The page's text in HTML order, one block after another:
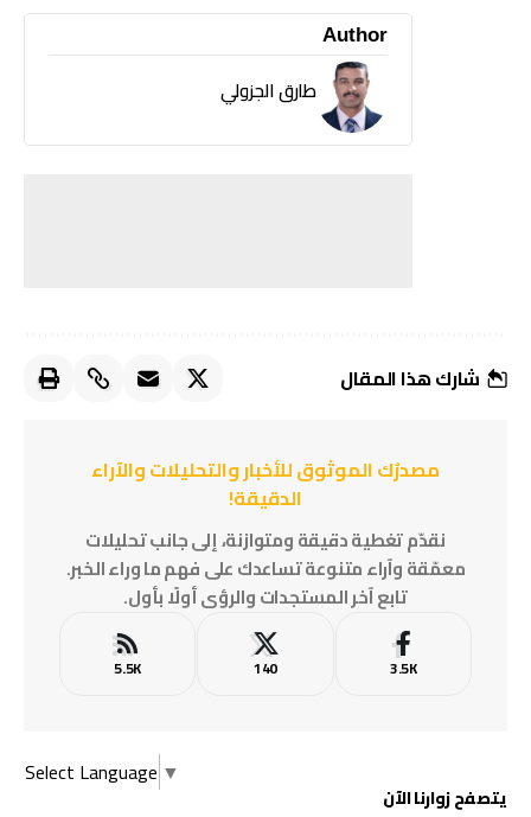
Author
طارق الجزولي
شارك هذا المقال
مصدرُك الموثوق للأخبار والتحليلات والآراء
الدقيقة!
نقدّم تغطية دقيقة ومتوازنة، إلى جانب تحليلات
معمّقة وآراء متنوعة تساعدك على فهم ما وراء الخبر.
تابع آخر المستجدات والرؤى أولًا بأول.
3.5K
140
5.5K
Select Language ▼
يتصفح زوارنا الآن